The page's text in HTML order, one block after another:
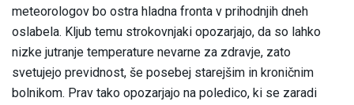
meteorologov bo ostra hladna fronta v prihodnjih dneh
oslabela. Kljub temu strokovnjaki opozarjajo, da so lahko
nizke jutranje temperature nevarne za zdravje, zato
svetujejo previdnost, še posebej starejšim in kroničnim
bolnikom. Prav tako opozarjajo na poledico, ki se zaradi